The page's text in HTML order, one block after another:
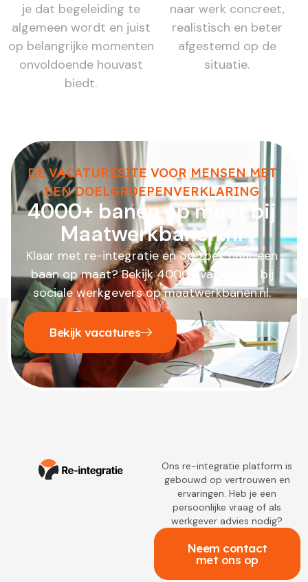
je dat begeleiding te
algemeen wordt en juist
op belangrijke momenten
onvoldoende houvast
biedt.
naar werk concreet,
realistisch en beter
afgestemd op de
situatie.
DE VACATURESITE VOOR MENSEN MET
EEN DOELGROEPENVERKLARING
4000+ banen op maat bij
Maatwerkbanen.nl
Klaar met re-integratie en op zoek naar een
baan op maat? Bekijk 4000+ vacatures bij
sociale werkgevers op maatwerkbanen.nl.
Bekijk vacatures
Ons re-integratie platform is
gebouwd op vertrouwen en
ervaringen. Heb je een
persoonlijke vraag of als
werkgever advies nodig?
Neem contact
met ons op